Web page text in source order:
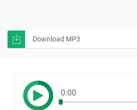
Download MP3
0:00